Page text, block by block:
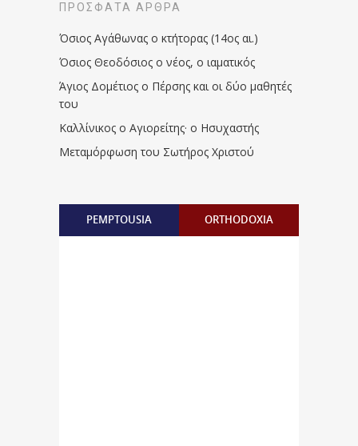
ΠΡΌΣΦΑΤΑ ΆΡΘΡΑ
Όσιος Αγάθωνας ο κτήτορας (14ος αι.)
Όσιος Θεοδόσιος ο νέος, ο ιαματικός
Άγιος Δομέτιος ο Πέρσης και οι δύο μαθητές
του
Καλλίνικος ο Αγιορείτης · ο Ησυχαστής
Μεταμόρφωση του Σωτήρος Χριστού
PEMPTOUSIA ORTHODOXIA